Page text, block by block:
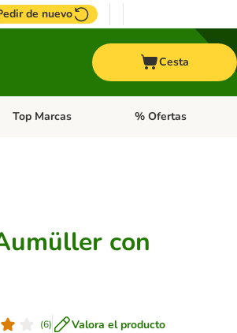
de nuevo
Cesta
Menú de categoria abierto: Otros animales
Top Marcas Menú de categoria
% Ofertas
con
(6) Valora el producto